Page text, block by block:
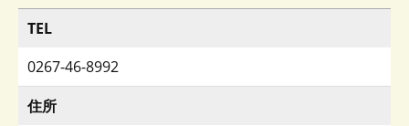
TEL
0267-46-8992
住所